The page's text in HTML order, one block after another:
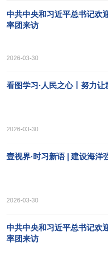
中共中央和习近平总书记欢
率团来访
2026-03-30
看图学习·人民之心丨努力
2026-03-30
壹视界·时习新语 | 建设海洋
2026-03-30
中共中央和习近平总书记欢
率团来访